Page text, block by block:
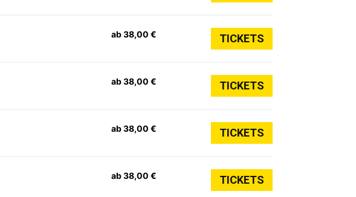
ab 38,00 € TICKETS
ab 38,00 € TICKETS
ab 38,00 € TICKETS
ab 38,00 € TICKETS